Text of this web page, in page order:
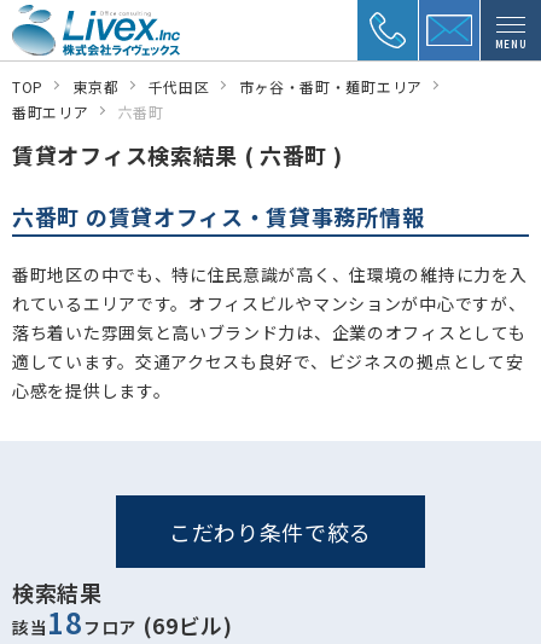
MENU
TOP 東京都 千代田区
市ヶ谷・番町・麺町エリア
番町エリア
六番町
賃貸オフィス検索結果 ( 六番町 )
六番町 の賃貸オフィス・賃貸事務所情報
番町地区の中でも、特に住民意識が高く、住環境の維持に力を入
れているエリアです。オフィスビルやマンションが中心ですが、
落ち着いた雰囲気と高いブランド力は、企業のオフィスとしても
適しています。交通アクセスも良好で、ビジネスの拠点として安
心感を提供します。
こだわり条件で絞る
検索結果
該当 18 フロア (69ビル)